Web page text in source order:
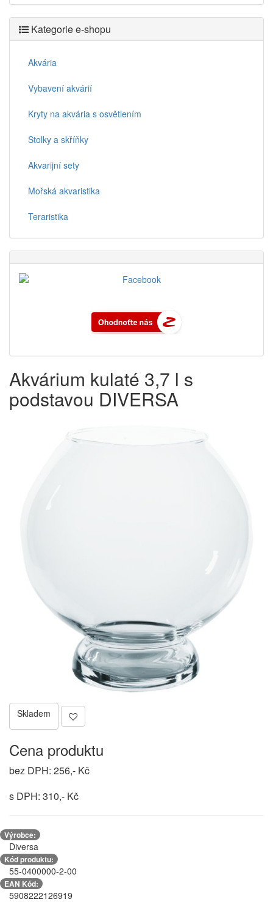
Kategorie e-shopu
Akvária
Vybavení akvárií
Kryty na akvária s osvětlením
Stolky a skříňky
Akvarijní sety
Mořská akvaristika
Teraristika
Akvárium kulaté 3,7 l s
podstavou DIVERSA
Skladem
Cena produktu
bez DPH: 256,- Kč
s DPH: 310,- Kč
Výrobce:
Diversa
Kód produktu:
55-0400000-2-00
EAN Kód:
5908222126919